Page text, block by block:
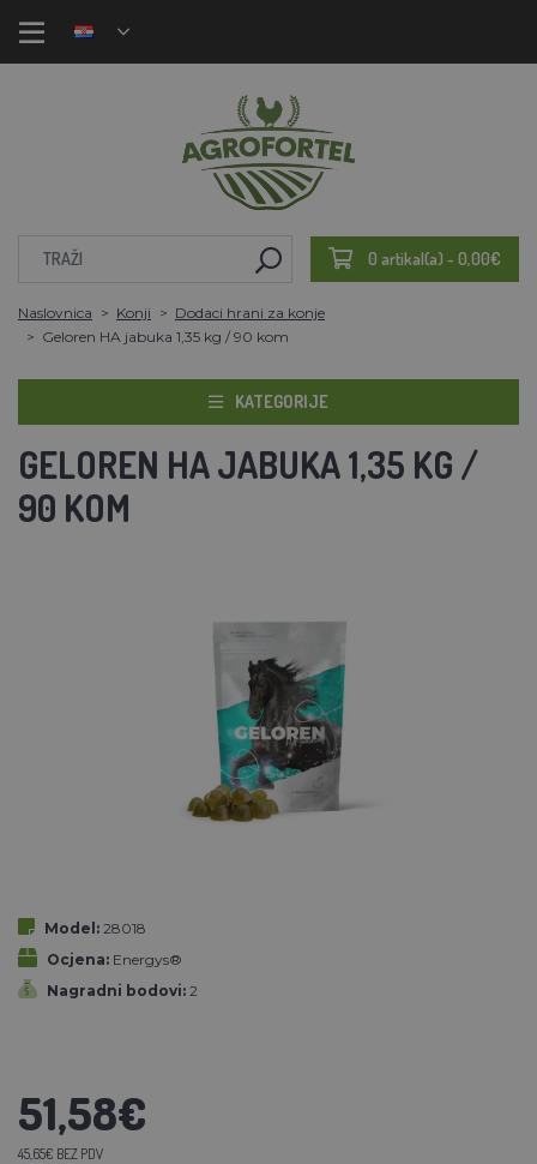
0 artikal(a) - 0,00€
Naslovnica Konji
Dodaci hrani za konje
Geloren HA jabuka 1,35 kg / 90 kom
KATEGORIJE
GELOREN HA JABUKA 1,35 KG /
90 KOM
Model: 28018
Ocjena: Energys®
Nagradni bodovi: 2
51,58€
45,65€ BEZ PDV